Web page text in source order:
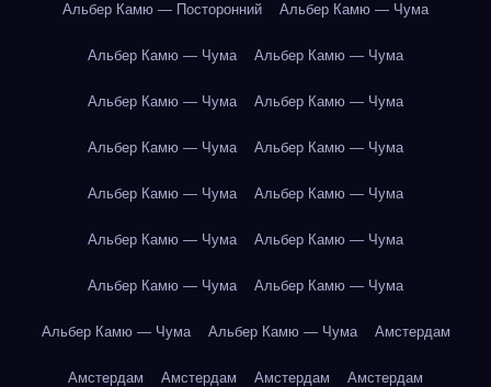
Альбер Камю — Посторонний Альбер Камю — Чума
Альбер Камю — Чума Альбер Камю — Чума
Альбер Камю — Чума Альбер Камю — Чума
Альбер Камю — Чума Альбер Камю — Чума
Альбер Камю — Чума Альбер Камю — Чума
Альбер Камю — Чума Альбер Камю — Чума
Альбер Камю — Чума Альбер Камю — Чума
Альбер Камю — Чума Альбер Камю — Чума Амстердам
Амстердам Амстердам Амстердам Амстердам